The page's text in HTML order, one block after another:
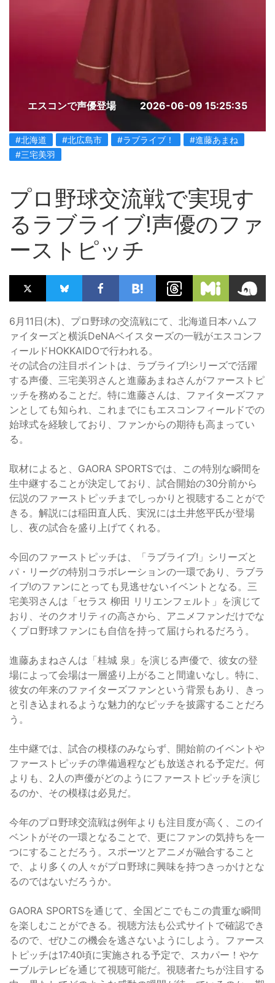
エスコンで声優登場 2026-06-09 15:25:35
#北海道 #北広島市 #ラブライブ！
#進藤あまね
#三宅美羽
プロ野球交流戦で実現す
るラブライブ!声優のファ
ーストピッチ
6月11日(木)、プロ野球の交流戦にて、北海道日本ハムフ
ァイターズと横浜DeNAベイスターズの一戦がエスコンフ
ィールドHOKKAIDOで行われる。
その試合の注目ポイントは、ラブライブ!シリーズで活躍
する声優、三宅美羽さんと進藤あまねさんがファーストピ
ッチを務めることだ。特に進藤さんは、ファイターズファ
ンとしても知られ、これまでにもエスコンフィールドでの
始球式を経験しており、ファンからの期待も高まってい
る。
取材によると、GAORA SPORTSでは、この特別な瞬間を
生中継することが決定しており、試合開始の30分前から
伝説のファーストピッチまでしっかりと視聴することがで
きる。解説には稲田直人氏、実況には土井悠平氏が登場
し、夜の試合を盛り上げてくれる。
今回のファーストピッチは、「ラブライブ!」シリーズと
パ・リーグの特別コラボレーションの一環であり、ラブラ
イブ!のファンにとっても見逃せないイベントとなる。三
宅美羽さんは「セラス 柳田 リリエンフェルト」を演じて
おり、そのクオリティの高さから、アニメファンだけでな
くプロ野球ファンにも自信を持って届けられるだろう。
進藤あまねさんは「桂城 泉」を演じる声優で、彼女の登
場によって会場は一層盛り上がること間違いなし。特に、
彼女の年来のファイターズファンという背景もあり、きっ
と引き込まれるような魅力的なピッチを披露することだろ
う。
生中継では、試合の模様のみならず、開始前のイベントや
ファーストピッチの準備過程なども放送される予定だ。何
よりも、2人の声優がどのようにファーストピッチを演じ
るのか、その模様は必見だ。
今年のプロ野球交流戦は例年よりも注目度が高く、このイ
ベントがその一環となることで、更にファンの気持ちを一
つにすることだろう。スポーツとアニメが融合すること
で、より多くの人々がプロ野球に興味を持つきっかけとな
るのではないだろうか。
GAORA SPORTSを通じて、全国どこでもこの貴重な瞬間
を楽しむことができる。視聴方法も公式サイトで確認でき
るので、ぜひこの機会を逃さないようにしよう。ファース
トピッチは17:40頃に実施される予定で、スカパー！やケ
ーブルテレビを通じて視聴可能だ。視聴者たちが注目する